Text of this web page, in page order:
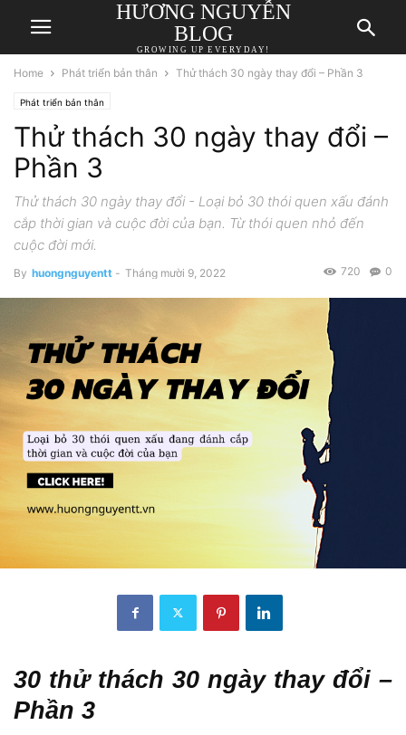
HƯƠNG NGUYỄN
BLOG
GROWING UP EVERYDAY!
Home Phát triển bản thân Thử thách 30 ngày thay đổi – Phần 3
Phát triển bản thân
Thử thách 30 ngày thay đổi –
Phần 3
Thử thách 30 ngày thay đổi - Loại bỏ 30 thói quen xấu đánh
cắp thời gian và cuộc đời của bạn. Từ thói quen nhỏ đến
cuộc đời mới.
By huongnguyentt - Tháng mười 9, 2022 0
720
30 thử thách 30 ngày thay đổi –
Phần 3